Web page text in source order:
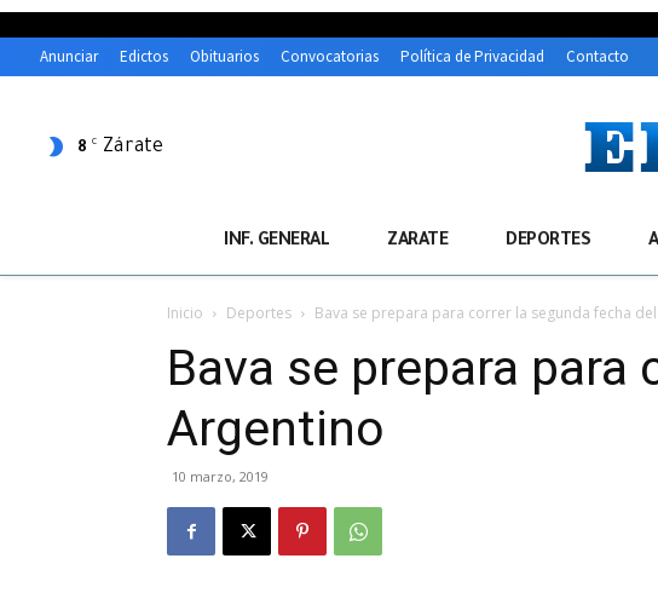
Anunciar Edictos Obituarios Convocatorias Política de Privacidad Contacto
8 C Zárate
INF. GENERAL ZARATE DEPORTES
Inicio Deportes Bava se prepara para correr la segunda fecha
Bava se prepara
Argentino
10 marzo, 2019